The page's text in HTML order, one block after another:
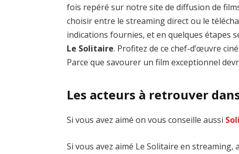
fois repéré sur notre site de diffusion de
choisir entre le streaming direct ou le
indications fournies, et en quelques étapes
Le Solitaire. Profitez de ce chef-d’œuvre
Parce que savourer un film exceptionnel
Les acteurs à retrouver
Si vous avez aimé on vous conseille aussi
Si vous avez aimé Le Solitaire en